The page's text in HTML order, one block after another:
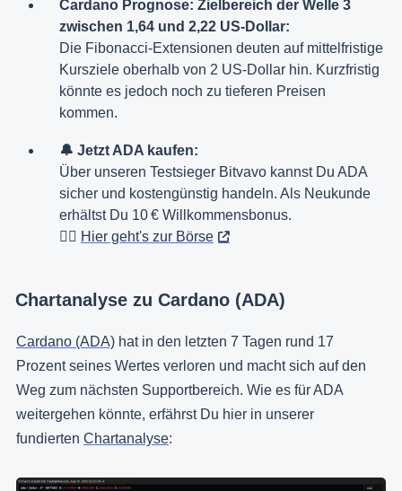
Cardano Prognose: Zielbereich der Welle 3
zwischen 1,64 und 2,22 US-Dollar:
Die Fibonacci-Extensionen deuten auf mittelfristige
Kursziele oberhalb von 2 US-Dollar hin. Kurzfristig
könnte es jedoch noch zu tieferen Preisen
kommen.
🔔 Jetzt ADA kaufen:
Über unseren Testsieger Bitvavo kannst Du ADA
sicher und kostengünstig handeln. Als Neukunde
erhältst Du 10 € Willkommensbonus.
👉🏻 Hier geht's zur Börse
Chartanalyse zu Cardano (ADA)
Cardano (ADA) hat in den letzten 7 Tagen rund 17
Prozent seines Wertes verloren und macht sich auf den
Weg zum nächsten Supportbereich. Wie es für ADA
weitergehen könnte, erfährst Du hier in unserer
fundierten Chartanalyse: